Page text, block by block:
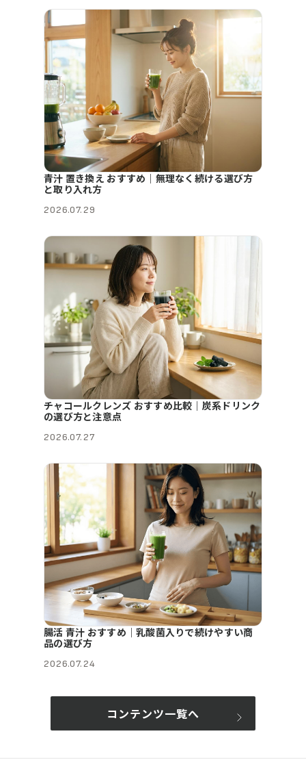
青汁 置き換え おすすめ｜無理なく続ける選び方
と取り入れ方
2026.07.29
チャコールクレンズ おすすめ比較｜炭系ドリンク
の選び方と注意点
2026.07.27
腸活 青汁 おすすめ｜乳酸菌入りで続けやすい商
品の選び方
2026.07.24
コンテンツ一覧へ